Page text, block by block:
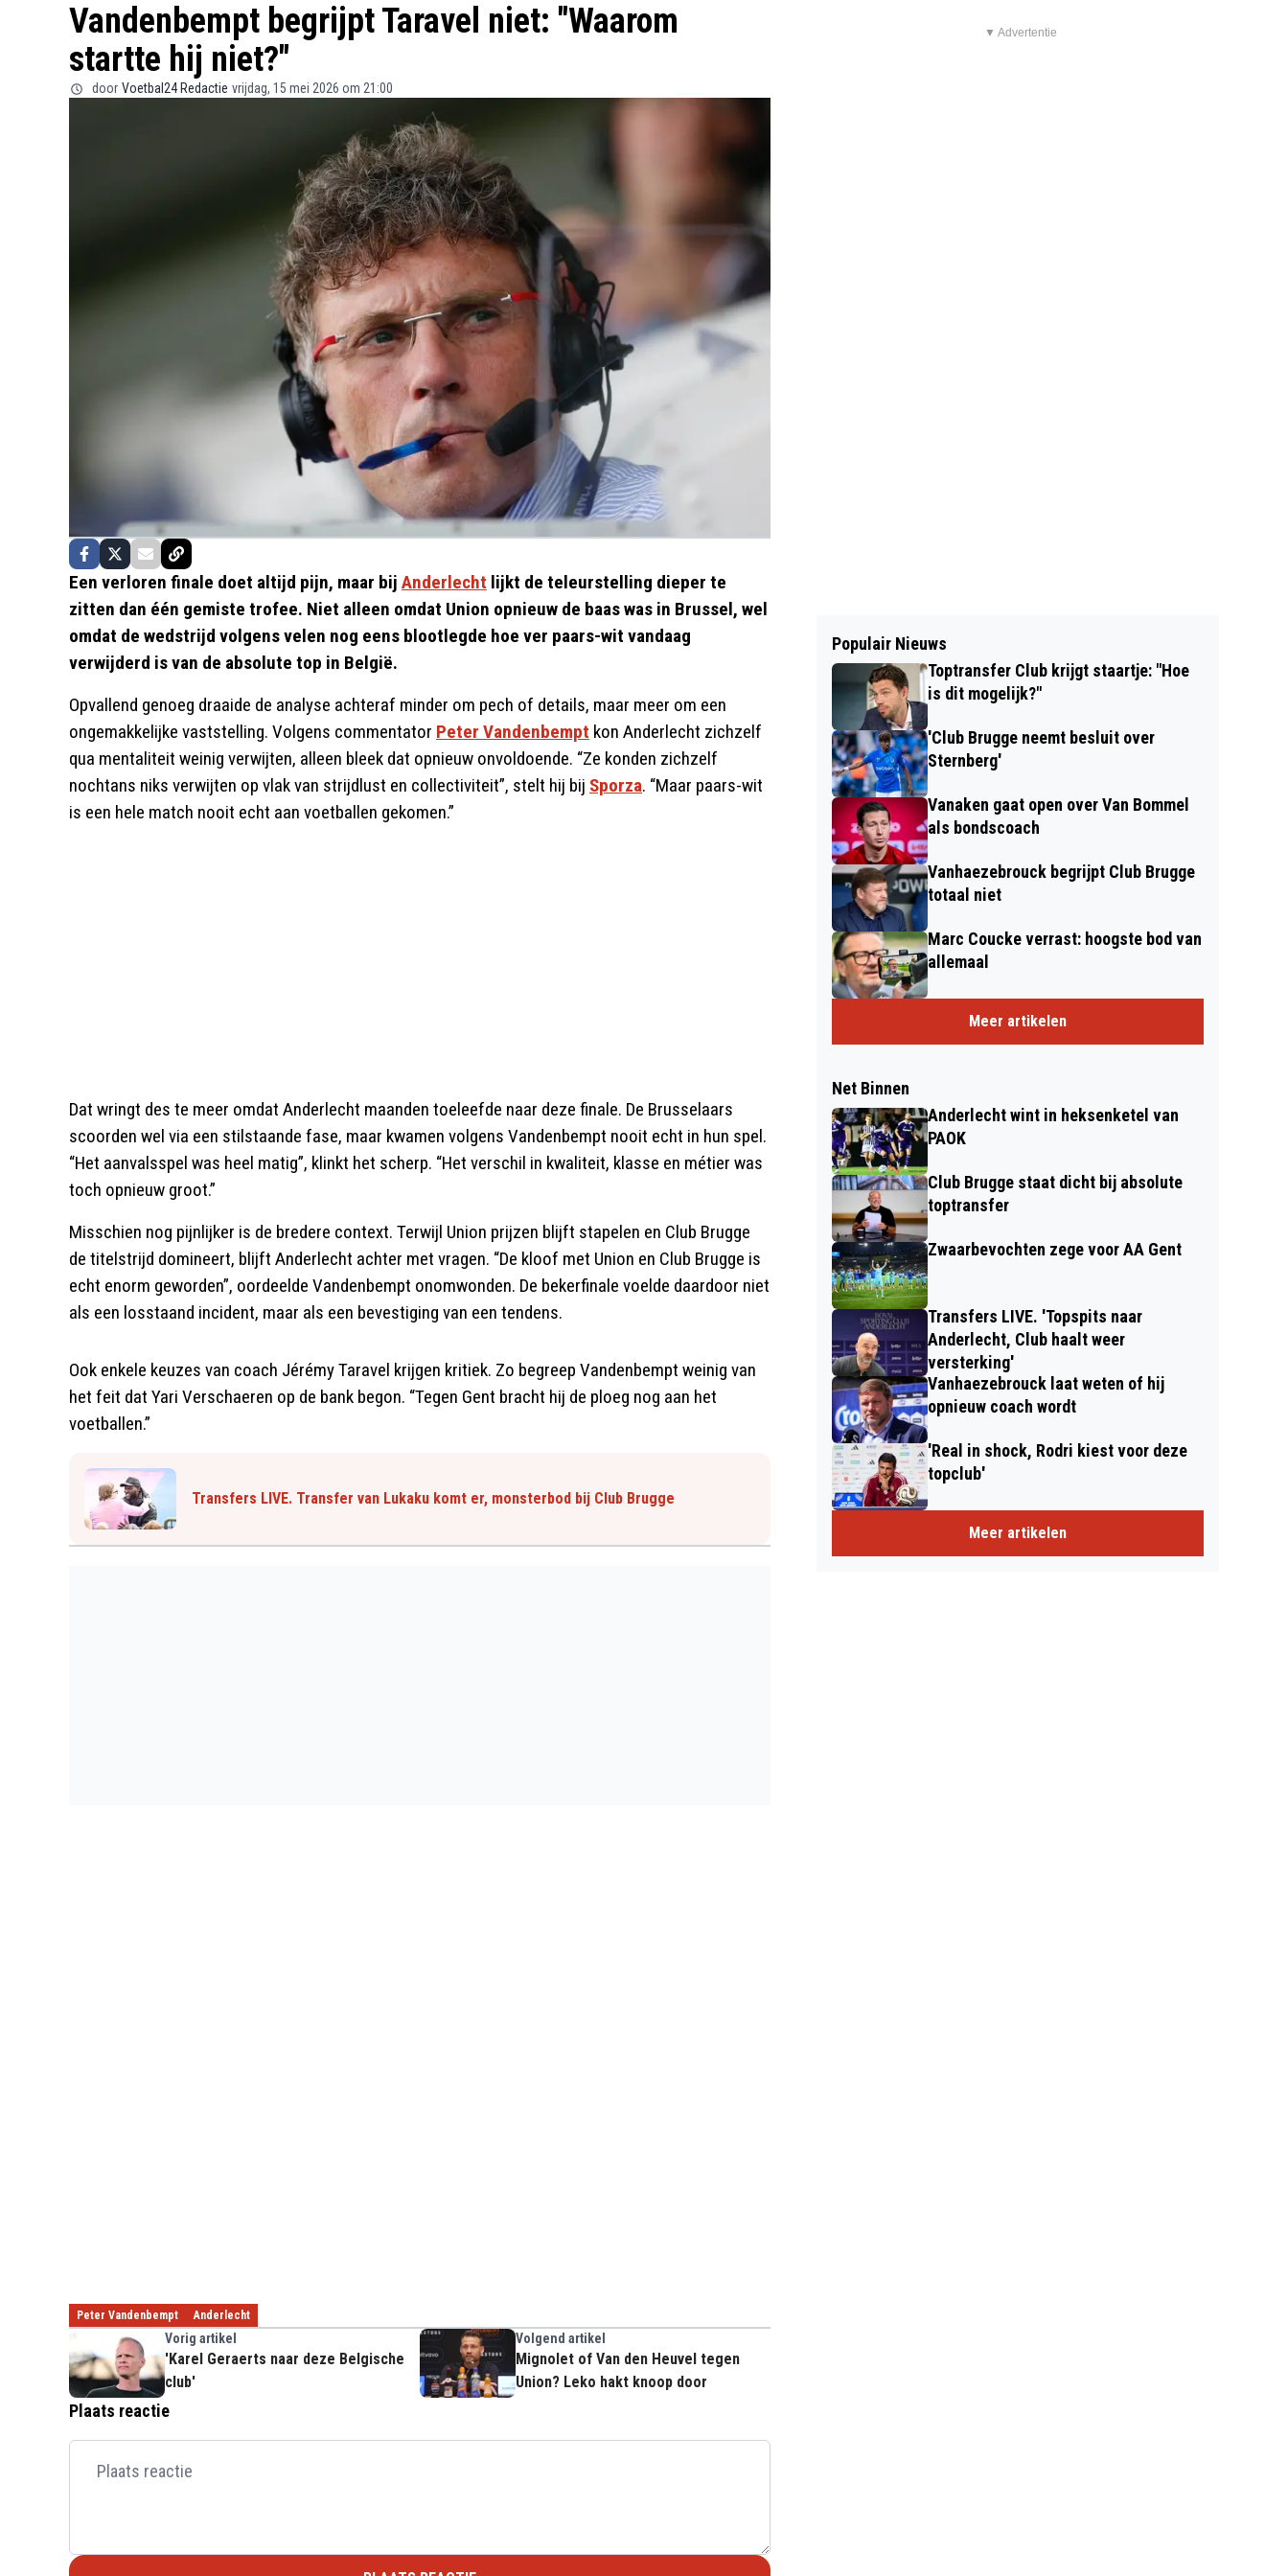
Vandenbempt begrijpt Taravel niet: "Waarom
startte hij niet?"
door Voetbal24 Redactie vrijdag, 15 mei 2026 om 21:00
Een verloren finale doet altijd pijn, maar bij Anderlecht lijkt de teleurstelling dieper te
zitten dan één gemiste trofee. Niet alleen omdat Union opnieuw de baas was in Brussel, wel
omdat de wedstrijd volgens velen nog eens blootlegde hoe ver paars-wit vandaag
verwijderd is van de absolute top in België.
Opvallend genoeg draaide de analyse achteraf minder om pech of details, maar meer om een
ongemakkelijke vaststelling. Volgens commentator Peter Vandenbempt kon Anderlecht zichzelf
qua mentaliteit weinig verwijten, alleen bleek dat opnieuw onvoldoende. “Ze konden zichzelf
nochtans niks verwijten op vlak van strijdlust en collectiviteit”, stelt hij bij Sporza. “Maar paars-wit
is een hele match nooit echt aan voetballen gekomen.”
Dat wringt des te meer omdat Anderlecht maanden toeleefde naar deze finale. De Brusselaars
scoorden wel via een stilstaande fase, maar kwamen volgens Vandenbempt nooit echt in hun spel.
“Het aanvalsspel was heel matig”, klinkt het scherp. “Het verschil in kwaliteit, klasse en métier was
toch opnieuw groot.”
Misschien nog pijnlijker is de bredere context. Terwijl Union prijzen blijft stapelen en Club Brugge
de titelstrijd domineert, blijft Anderlecht achter met vragen. “De kloof met Union en Club Brugge is
echt enorm geworden”, oordeelde Vandenbempt onomwonden. De bekerfinale voelde daardoor niet
als een losstaand incident, maar als een bevestiging van een tendens.
Ook enkele keuzes van coach Jérémy Taravel krijgen kritiek. Zo begreep Vandenbempt weinig van
het feit dat Yari Verschaeren op de bank begon. “Tegen Gent bracht hij de ploeg nog aan het
voetballen.”
Transfers LIVE. Transfer van Lukaku komt er, monsterbod bij Club Brugge
Peter Vandenbempt Anderlecht
Vorig artikel
'Karel Geraerts naar deze Belgische
club'
Volgend artikel
Mignolet of Van den Heuvel tegen
Union? Leko hakt knoop door
Plaats reactie
▼ Advertentie
Populair Nieuws
Toptransfer Club krijgt staartje: "Hoe
is dit mogelijk?"
'Club Brugge neemt besluit over
Sternberg'
Vanaken gaat open over Van Bommel
als bondscoach
Vanhaezebrouck begrijpt Club Brugge
totaal niet
Marc Coucke verrast: hoogste bod van
allemaal
Meer artikelen
Net Binnen
Anderlecht wint in heksenketel van
PAOK
Club Brugge staat dicht bij absolute
toptransfer
Zwaarbevochten zege voor AA Gent
Transfers LIVE. 'Topspits naar
Anderlecht, Club haalt weer
versterking'
Vanhaezebrouck laat weten of hij
opnieuw coach wordt
'Real in shock, Rodri kiest voor deze
topclub'
Meer artikelen